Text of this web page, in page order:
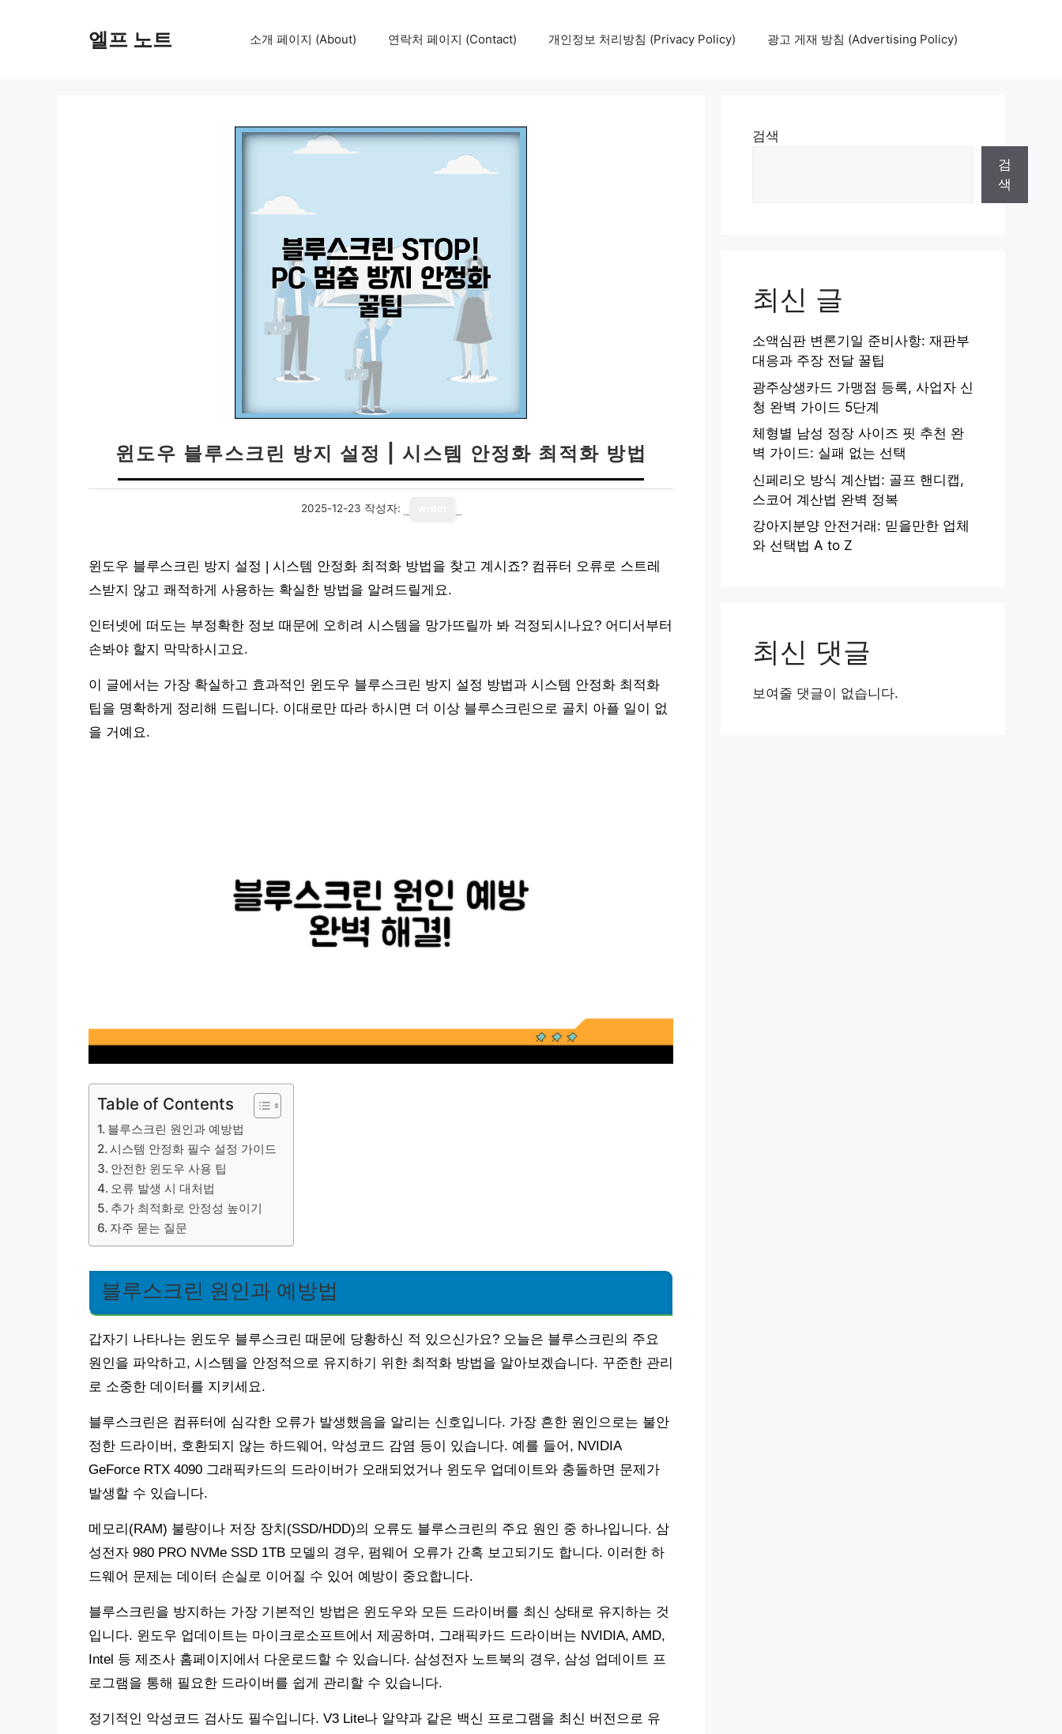
엘프 노트 소개 페이지 (About) 연락처 페이지 (Contact) 개인정보 처리방침 (Privacy Policy) 광고 게재 방침 (Advertising Policy)
윈도우 블루스크린 방지 설정 | 시스템 안정화 최적화 방법
2025-12-23 작성자:
윈도우 블루스크린 방지 설정 | 시스템 안정화 최적화 방법을 찾고 계시죠? 컴퓨터 오류로 스트레
스받지 않고 쾌적하게 사용하는 확실한 방법을 알려드릴게요.
인터넷에 떠도는 부정확한 정보 때문에 오히려 시스템을 망가뜨릴까 봐 걱정되시나요? 어디서부터
손봐야 할지 막막하시고요.
이 글에서는 가장 확실하고 효과적인 윈도우 블루스크린 방지 설정 방법과 시스템 안정화 최적화
팁을 명확하게 정리해 드립니다. 이대로만 따라 하시면 더 이상 블루스크린으로 골치 아플 일이 없
을 거예요.
Table of Contents
블루스크린 원인과 예방법
시스템 안정화 필수 설정 가이드
안전한 윈도우 사용 팁
오류 발생 시 대처법
추가 최적화로 안정성 높이기
자주 묻는 질문
블루스크린 원인과 예방법
갑자기 나타나는 윈도우 블루스크린 때문에 당황하신 적 있으신가요? 오늘은 블루스크린의 주요
원인을 파악하고, 시스템을 안정적으로 유지하기 위한 최적화 방법을 알아보겠습니다. 꾸준한 관리
로 소중한 데이터를 지키세요.
블루스크린은 컴퓨터에 심각한 오류가 발생했음을 알리는 신호입니다. 가장 흔한 원인으로는 불안
정한 드라이버, 호환되지 않는 하드웨어, 악성코드 감염 등이 있습니다. 예를 들어, NVIDIA
GeForce RTX 4090 그래픽카드의 드라이버가 오래되었거나 윈도우 업데이트와 충돌하면 문제가
발생할 수 있습니다.
메모리(RAM) 불량이나 저장 장치(SSD/HDD)의 오류도 블루스크린의 주요 원인 중 하나입니다. 삼
성전자 980 PRO NVMe SSD 1TB 모델의 경우, 펌웨어 오류가 간혹 보고되기도 합니다. 이러한 하
드웨어 문제는 데이터 손실로 이어질 수 있어 예방이 중요합니다.
블루스크린을 방지하는 가장 기본적인 방법은 윈도우와 모든 드라이버를 최신 상태로 유지하는 것
입니다. 윈도우 업데이트는 마이크로소프트에서 제공하며, 그래픽카드 드라이버는 NVIDIA, AMD,
Intel 등 제조사 홈페이지에서 다운로드할 수 있습니다. 삼성전자 노트북의 경우, 삼성 업데이트 프
로그램을 통해 필요한 드라이버를 쉽게 관리할 수 있습니다.
정기적인 악성코드 검사도 필수입니다. V3 Lite나 알약과 같은 백신 프로그램을 최신 버전으로 유
검색
검
색
최신 글
소액심판 변론기일 준비사항: 재판부
대응과 주장 전달 꿀팁
광주상생카드 가맹점 등록, 사업자 신
청 완벽 가이드 5단계
체형별 남성 정장 사이즈 핏 추천 완
벽 가이드: 실패 없는 선택
신페리오 방식 계산법: 골프 핸디캡,
스코어 계산법 완벽 정복
강아지분양 안전거래: 믿을만한 업체
와 선택법 A to Z
최신 댓글
보여줄 댓글이 없습니다.